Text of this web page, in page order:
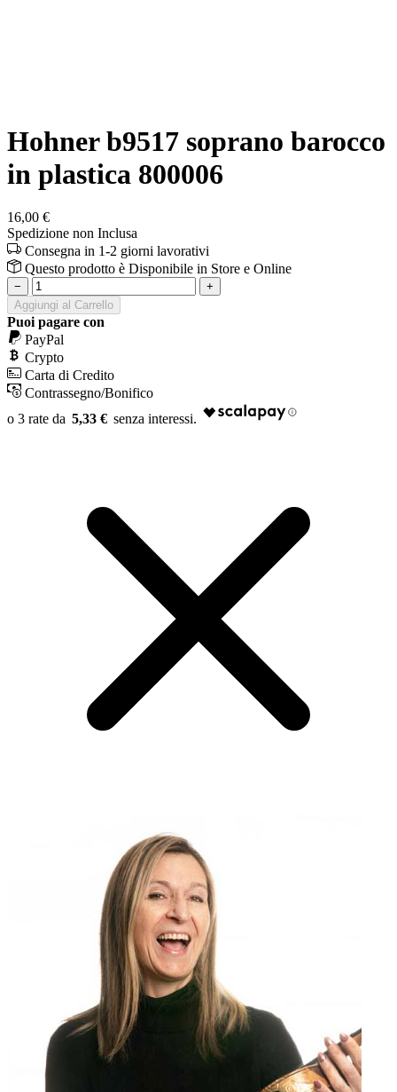
Hohner b9517 soprano barocco
in plastica 800006
16,00 €
Spedizione non Inclusa
Consegna in 1-2 giorni lavorativi
Questo prodotto è Disponibile in Store e Online
−
+
Aggiungi al Carrello
Puoi pagare con
PayPal
Crypto
Carta di Credito
Contrassegno/Bonifico
5,33 €